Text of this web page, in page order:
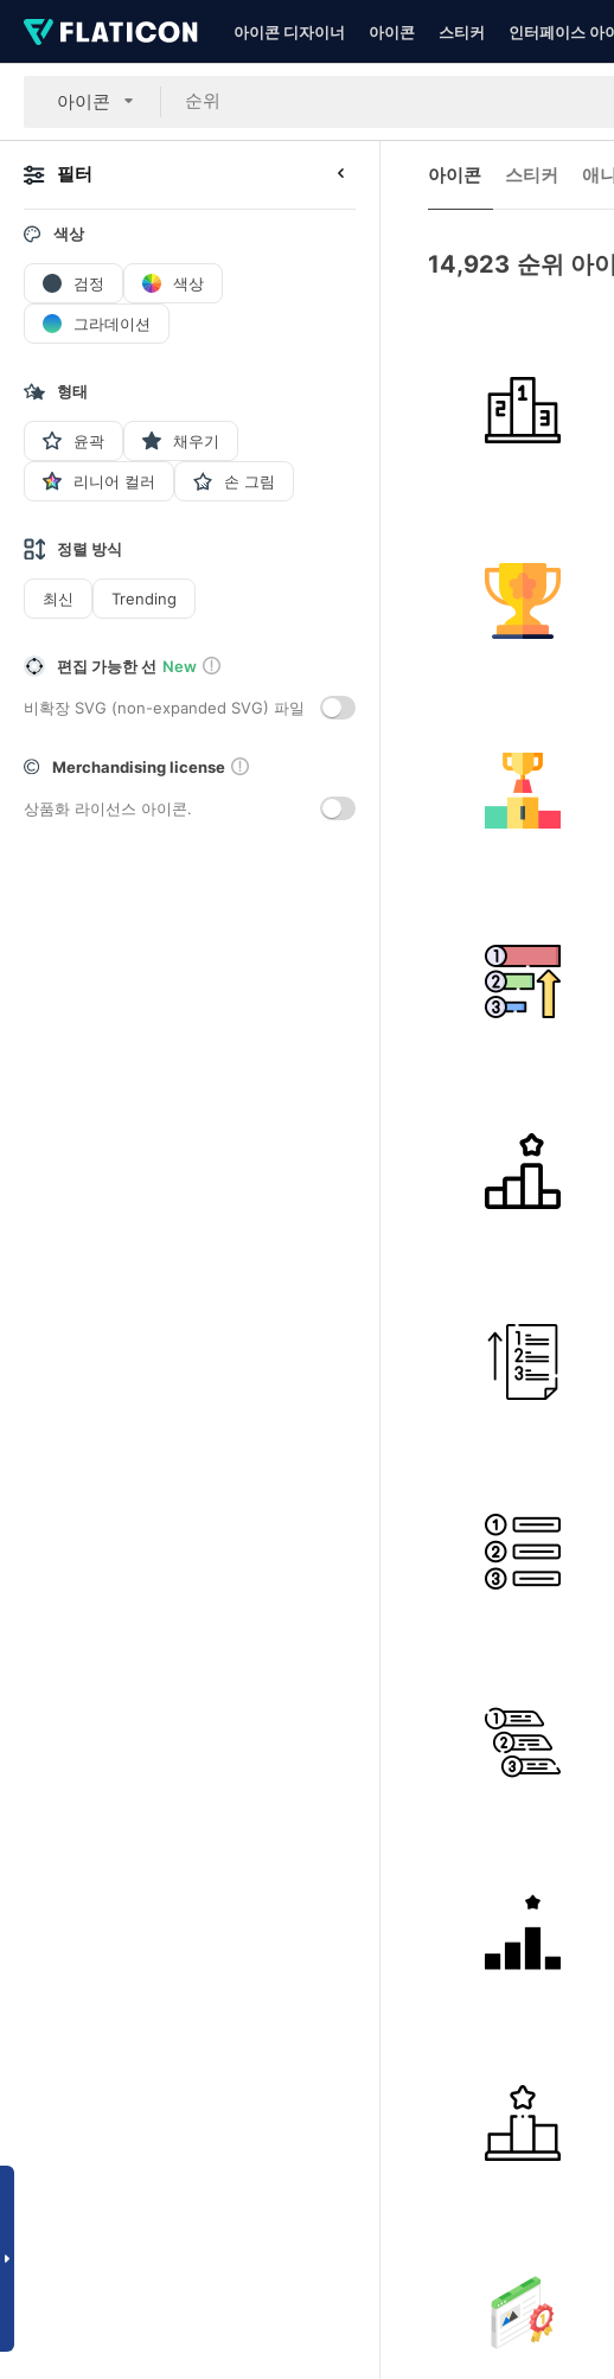
아이콘 디자이너 아이콘 스티커 인터페이스 아
아이콘
필터
색상
검정 색상
그라데이션
형태
윤곽 채우기
리니어 컬러 손 그림
정렬 방식
최신 Trending
편집 가능한 선 New
비확장 SVG (non-expanded SVG) 파일
Merchandising license
상품화 라이선스 아이콘.
아이콘 스티커 애
14,923 순위 아